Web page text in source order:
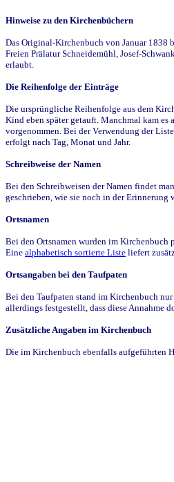
Hinweise zu den Kirchenbüchern
Das Original-Kirchenbuch von Januar 1838
Freien Prälatur Schneidemühl, Josef-
erlaubt.
Die Reihenfolge der Einträge
Die ursprüngliche Reihenfolge aus dem
Kind eben später getauft. Manchmal kam
vorgenommen. Bei der Verwendung der
erfolgt nach Tag, Monat und Jahr.
Schreibweise der Namen
Bei den Schreibweisen der Namen findet
geschrieben, wie sie noch in der Erinnerung
Ortsnamen
Bei den Ortsnamen wurden im Kirchenbuch
Eine alphabetisch sortierte Liste liefert
Ortsangaben bei den Taufpaten
Bei den Taufpaten stand im Kirchenbuch
allerdings festgestellt, dass diese Annahme
Zusätzliche Angaben im Kirchenbuch
Die im Kirchenbuch ebenfalls aufgeführten